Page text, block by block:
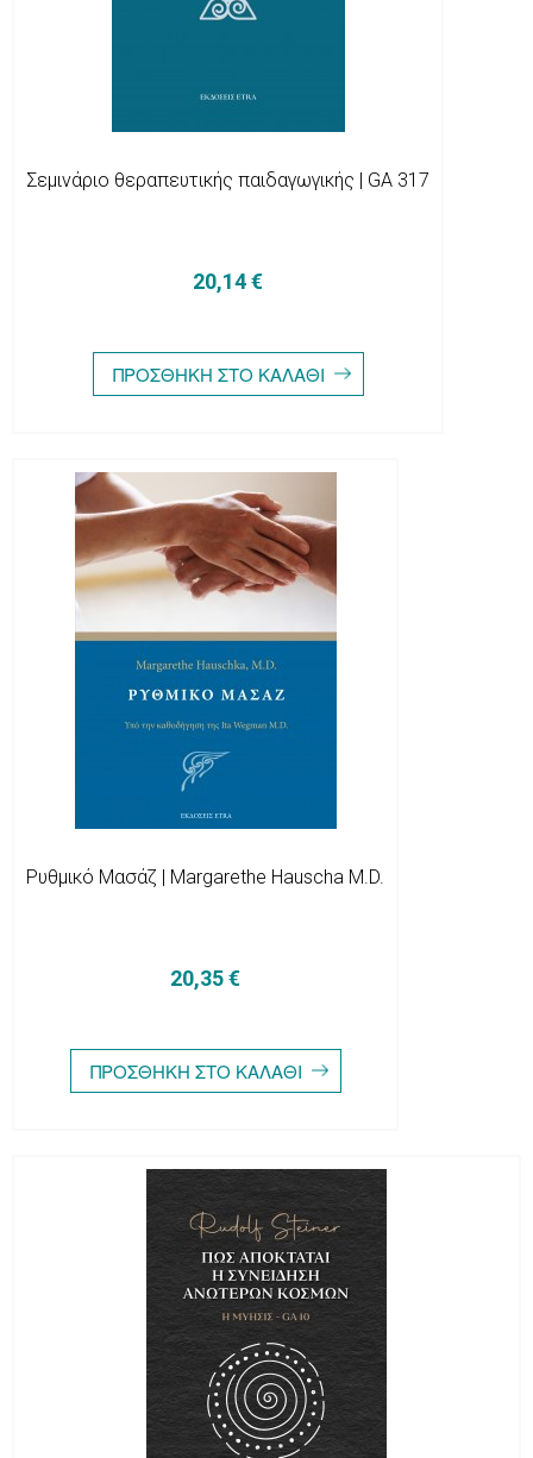
Σεμινάριο θεραπευτικής παιδαγωγικής | GA 317
20,14 €
Ρυθμικό Μασάζ | Margarethe Hauscha M.D.
20,35 €